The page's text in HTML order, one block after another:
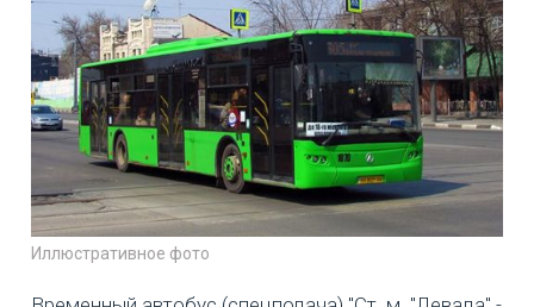
Иллюстративное фото